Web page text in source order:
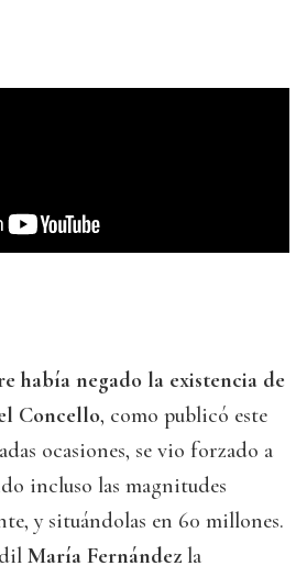
había negado la existencia de
Concello, como publicó este
ocasiones, se vio forzado a
incluso las magnitudes
y situándolas en 60 millones.
María Fernández la